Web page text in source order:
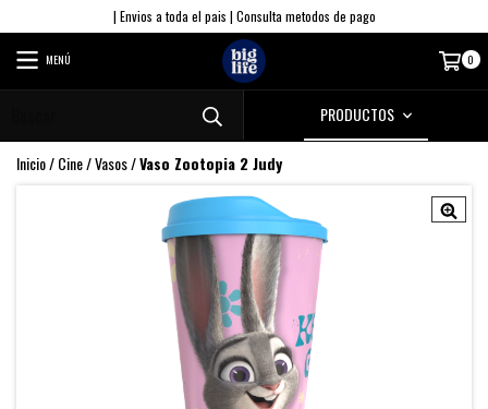
| Envios a toda el pais | Consulta metodos de pago
MENÚ 0
PRODUCTOS
Inicio/Cine/Vasos/Vaso Zootopia 2 Judy